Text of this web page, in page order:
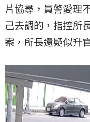
片協尋，員警愛理
己去調的，指控所
案，所長還疑似升